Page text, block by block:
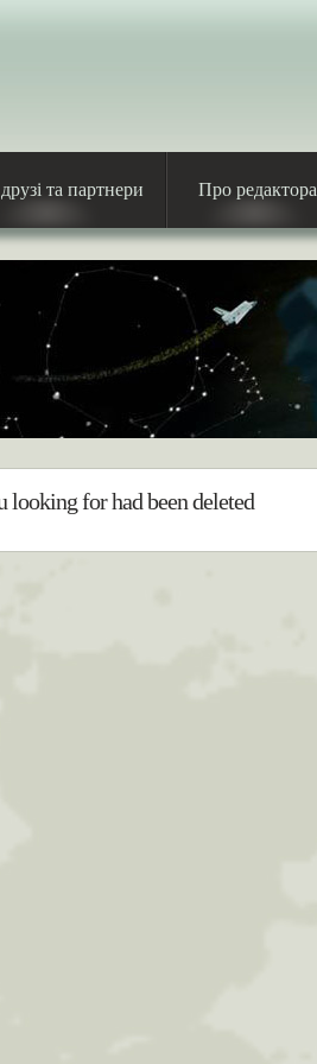
та партнери Про редактора
looking for had been deleted